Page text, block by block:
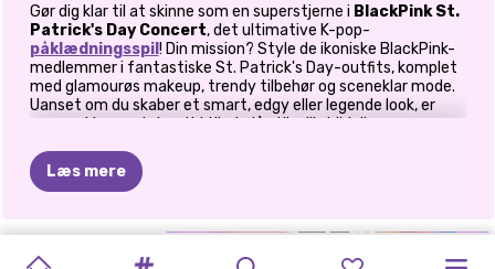
Gør dig klar til at skinne som en superstjerne i BlackPink St.
Patrick's Day Concert, det ultimative K-pop-
påklædningsspil ! Din mission? Style de ikoniske BlackPink-
medlemmer i fantastiske St. Patrick's Day-outfits, komplet
med glamourøs makeup, trendy tilbehør og sceneklar mode.
Uanset om du skaber et smart, edgy eller legende look, er
scenen klar, og det er tid til at slå stilspillet ihjel!
Trin 1: Vælg dit foretrukne BlackPink-medlem
showet!
Læs mere
BFFS
NEON TEENAGE
CELEBRITY KENDISFASHIONISTAPRINSESSER